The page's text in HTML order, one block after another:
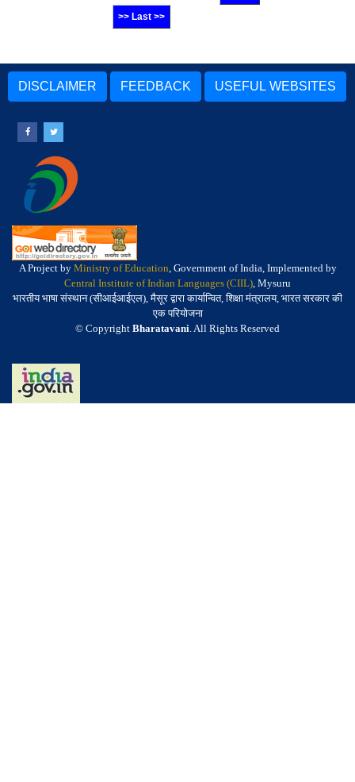
>> Last >>
DISCLAIMER FEEDBACK USEFUL WEBSITES
A Project by Ministry of Education, Government of India, Implemented by
Central Institute of Indian Languages (CIIL), Mysuru
भारतीय भाषा संस्थान (सीआईआईएल), मैसूर द्वारा कार्यान्वित, शिक्षा मंत्रालय, भारत सरकार की
एक परियोजना
© Copyright Bharatavani. All Rights Reserved